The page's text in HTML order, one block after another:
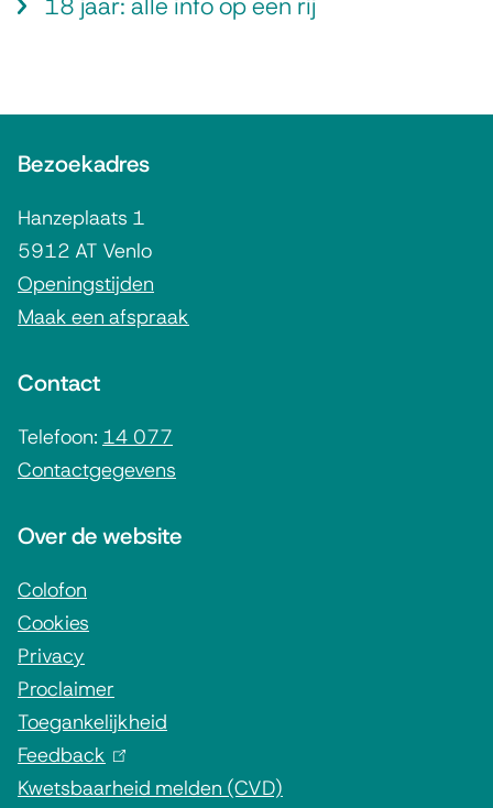
m
m
Bezoekadres
Hanzeplaats 1
5912 AT Venlo
Openingstijden
Maak een afspraak
Contact
Telefoon: 14 077
Contactgegevens
Over de website
Colofon
Cookies
Privacy
Proclaimer
Toegankelijkheid
Feedback
l
Kwetsbaarheid melden (CVD)